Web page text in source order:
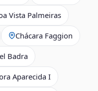
Vista Palmeiras
Chácara Faggion
Badra
Aparecida I